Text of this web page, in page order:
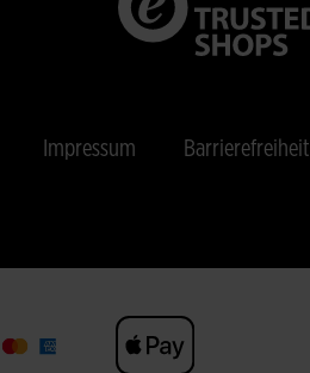
Impressum Barrierefreiheit